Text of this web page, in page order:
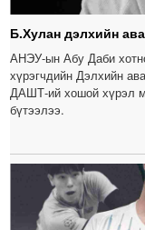
Б.Хулан дэлхийн
АНЭУ-ын Абу Даби
хүрэгчдийн Дэлхийн
ДАШТ-ий хошой хүрэл
бүтээлээ.